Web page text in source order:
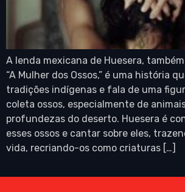
A lenda mexicana de Huesera,
“A Mulher dos Ossos,” é uma história
tradições indígenas e fala de uma
coleta ossos, especialmente de
profundezas do deserto. Huesera é
esses ossos e cantar sobre eles,
vida, recriando-os como criaturas […]